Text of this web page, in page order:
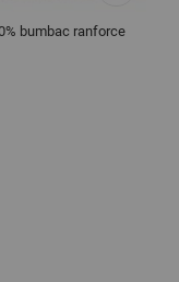
bumbac ranforce